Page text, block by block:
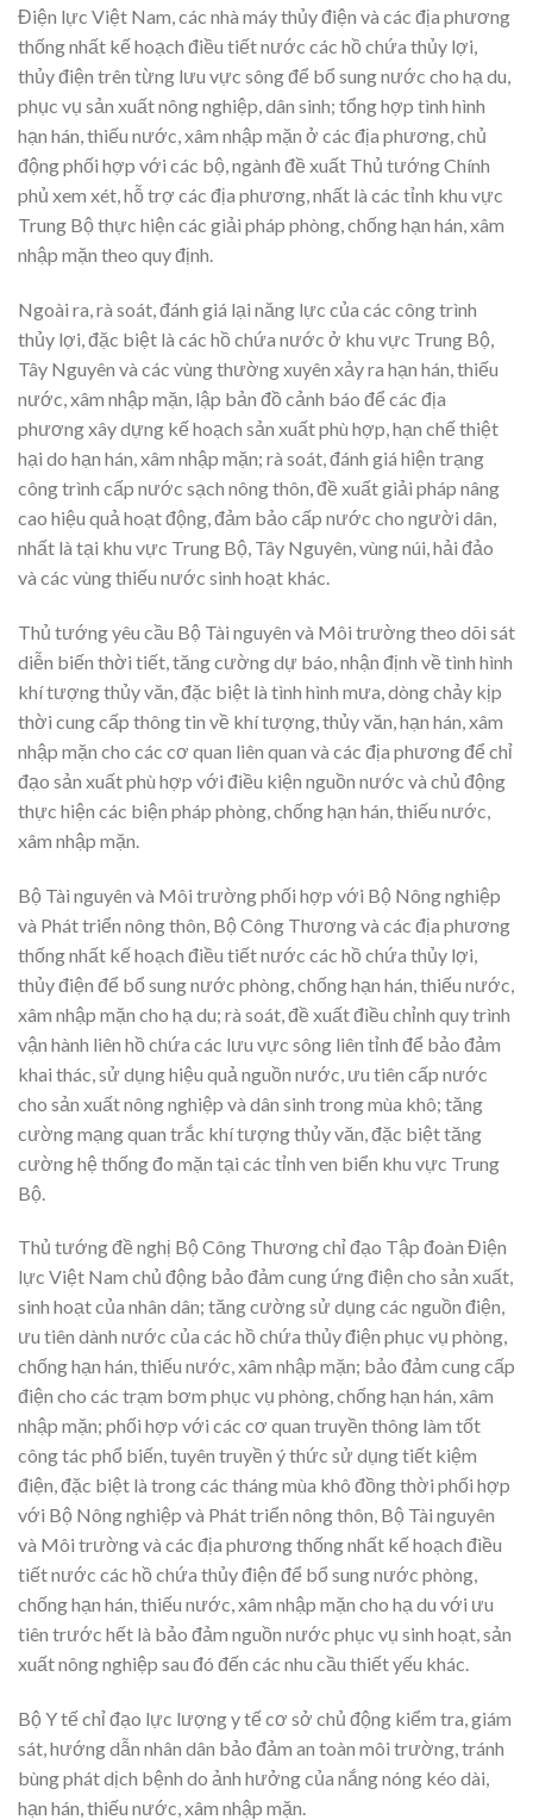
Điện lực Việt Nam, các nhà máy thủy điện và các địa phương
thống nhất kế hoạch điều tiết nước các hồ chứa thủy lợi,
thủy điện trên từng lưu vực sông để bổ sung nước cho hạ du,
phục vụ sản xuất nông nghiệp, dân sinh; tổng hợp tình hình
hạn hán, thiếu nước, xâm nhập mặn ở các địa phương, chủ
động phối hợp với các bộ, ngành đề xuất Thủ tướng Chính
phủ xem xét, hỗ trợ các địa phương, nhất là các tỉnh khu vực
Trung Bộ thực hiện các giải pháp phòng, chống hạn hán, xâm
nhập mặn theo quy định.
Ngoài ra, rà soát, đánh giá lại năng lực của các công trình
thủy lợi, đặc biệt là các hồ chứa nước ở khu vực Trung Bộ,
Tây Nguyên và các vùng thường xuyên xảy ra hạn hán, thiếu
nước, xâm nhập mặn, lập bản đồ cảnh báo để các địa
phương xây dựng kế hoạch sản xuất phù hợp, hạn chế thiệt
hại do hạn hán, xâm nhập mặn; rà soát, đánh giá hiện trạng
công trình cấp nước sạch nông thôn, đề xuất giải pháp nâng
cao hiệu quả hoạt động, đảm bảo cấp nước cho người dân,
nhất là tại khu vực Trung Bộ, Tây Nguyên, vùng núi, hải đảo
và các vùng thiếu nước sinh hoạt khác.
Thủ tướng yêu cầu Bộ Tài nguyên và Môi trường theo dõi sát
diễn biến thời tiết, tăng cường dự báo, nhận định về tình hình
khí tượng thủy văn, đặc biệt là tình hình mưa, dòng chảy kịp
thời cung cấp thông tin về khí tượng, thủy văn, hạn hán, xâm
nhập mặn cho các cơ quan liên quan và các địa phương để chỉ
đạo sản xuất phù hợp với điều kiện nguồn nước và chủ động
thực hiện các biện pháp phòng, chống hạn hán, thiếu nước,
xâm nhập mặn.
Bộ Tài nguyên và Môi trường phối hợp với Bộ Nông nghiệp
và Phát triển nông thôn, Bộ Công Thương và các địa phương
thống nhất kế hoạch điều tiết nước các hồ chứa thủy lợi,
thủy điện để bổ sung nước phòng, chống hạn hán, thiếu nước,
xâm nhập mặn cho hạ du; rà soát, đề xuất điều chỉnh quy trình
vận hành liên hồ chứa các lưu vực sông liên tỉnh để bảo đảm
khai thác, sử dụng hiệu quả nguồn nước, ưu tiên cấp nước
cho sản xuất nông nghiệp và dân sinh trong mùa khô; tăng
cường mạng quan trắc khí tượng thủy văn, đặc biệt tăng
cường hệ thống đo mặn tại các tỉnh ven biển khu vực Trung
Bộ.
Thủ tướng đề nghị Bộ Công Thương chỉ đạo Tập đoàn Điện
lực Việt Nam chủ động bảo đảm cung ứng điện cho sản xuất,
sinh hoạt của nhân dân; tăng cường sử dụng các nguồn điện,
ưu tiên dành nước của các hồ chứa thủy điện phục vụ phòng,
chống hạn hán, thiếu nước, xâm nhập mặn; bảo đảm cung cấp
điện cho các trạm bơm phục vụ phòng, chống hạn hán, xâm
nhập mặn; phối hợp với các cơ quan truyền thông làm tốt
công tác phổ biến, tuyên truyền ý thức sử dụng tiết kiệm
điện, đặc biệt là trong các tháng mùa khô đồng thời phối hợp
với Bộ Nông nghiệp và Phát triển nông thôn, Bộ Tài nguyên
và Môi trường và các địa phương thống nhất kế hoạch điều
tiết nước các hồ chứa thủy điện để bổ sung nước phòng,
chống hạn hán, thiếu nước, xâm nhập mặn cho hạ du với ưu
tiên trước hết là bảo đảm nguồn nước phục vụ sinh hoạt, sản
xuất nông nghiệp sau đó đến các nhu cầu thiết yếu khác.
Bộ Y tế chỉ đạo lực lượng y tế cơ sở chủ động kiểm tra, giám
sát, hướng dẫn nhân dân bảo đảm an toàn môi trường, tránh
bùng phát dịch bệnh do ảnh hưởng của nắng nóng kéo dài,
hạn hán, thiếu nước, xâm nhập mặn.